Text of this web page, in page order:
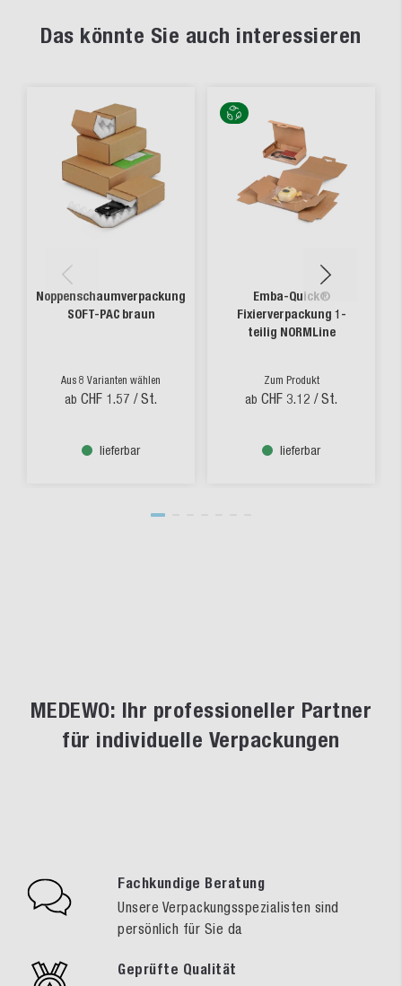
Das könnte Sie auch interessieren
Noppenschaumverpackung
SOFT-PAC braun
Aus 8 Varianten wählen
ab CHF 1.57 / St.
lieferbar
Emba-Quick®
Fixierverpackung 1-
teilig NORMLine
Zum Produkt
ab CHF 3.12 / St.
lieferbar
MEDEWO: Ihr professioneller Partner
für individuelle Verpackungen
Fachkundige Beratung
Unsere Verpackungsspezialisten sind
persönlich für Sie da
Geprüfte Qualität